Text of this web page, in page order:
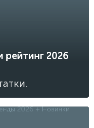
рейтинг 2026